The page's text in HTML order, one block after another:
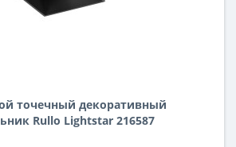
точечный декоративный
Rullo Lightstar 216587